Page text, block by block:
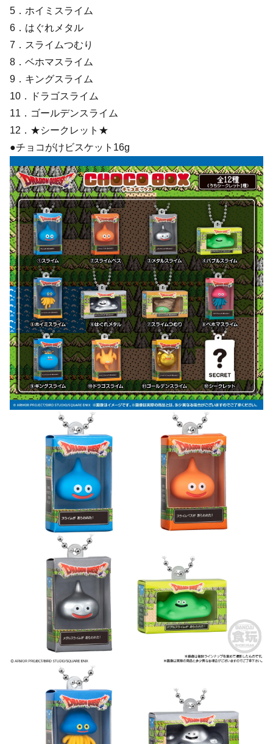
5．ホイミスライム
6．はぐれメタル
7．スライムつむり
8．ベホマスライム
9．キングスライム
10．ドラゴスライム
11．ゴールデンスライム
12．★シークレット★
●チョコがけビスケット16g